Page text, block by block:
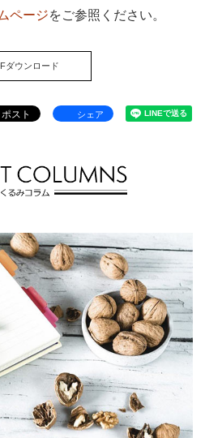
ページをご参照ください。
ダウンロード
シェア